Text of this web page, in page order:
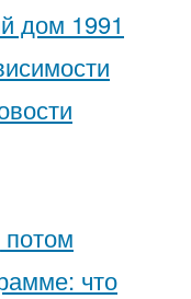
дом 1991
что